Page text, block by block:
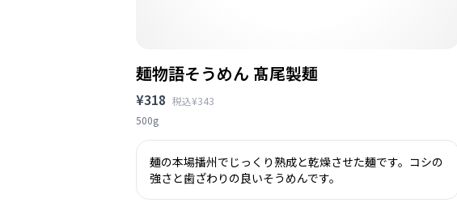
麺物語そうめん 髙尾製麺
¥318 税込¥343
500g
麺の本場播州でじっくり熟成と乾燥させた麺です。コシの
強さと歯ざわりの良いそうめんです。